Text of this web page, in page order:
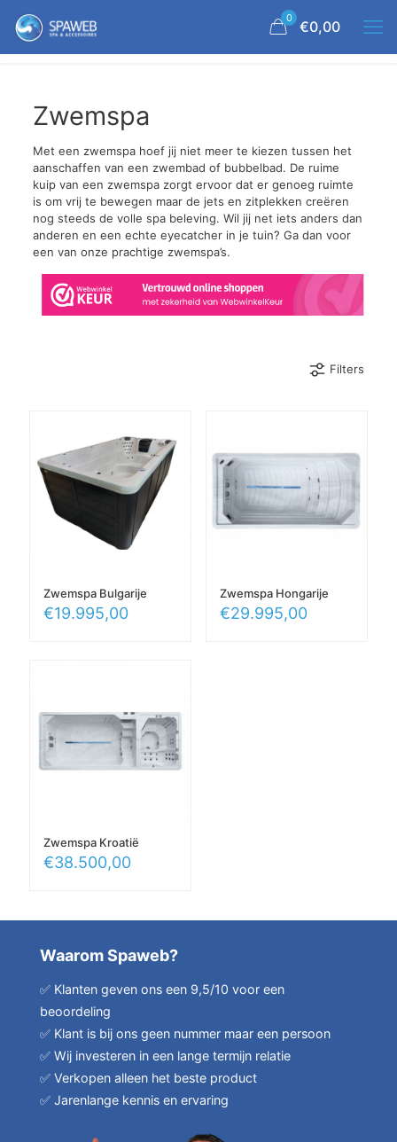
0 €0,00
Zwemspa
Met een zwemspa hoef jij niet meer te kiezen tussen het
aanschaffen van een zwembad of bubbelbad. De ruime
kuip van een zwemspa zorgt ervoor dat er genoeg ruimte
is om vrij te bewegen maar de jets en zitplekken creëren
nog steeds de volle spa beleving. Wil jij net iets anders dan
anderen en een echte eyecatcher in je tuin? Ga dan voor
een van onze prachtige zwemspa’s.
Filters
Zwemspa Bulgarije
€19.995,00
Zwemspa Hongarije
€29.995,00
Zwemspa Kroatië
€38.500,00
Waarom Spaweb?
✅ Klanten geven ons een 9,5/10 voor een
beoordeling
✅ Klant is bij ons geen nummer maar een persoon
✅ Wij investeren in een lange termijn relatie
✅ Verkopen alleen het beste product
✅ Jarenlange kennis en ervaring